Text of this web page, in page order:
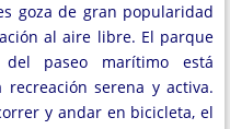
goza de gran popularidad
al aire libre. El parque
paseo marítimo está
serena y activa.
y andar en bicicleta, el